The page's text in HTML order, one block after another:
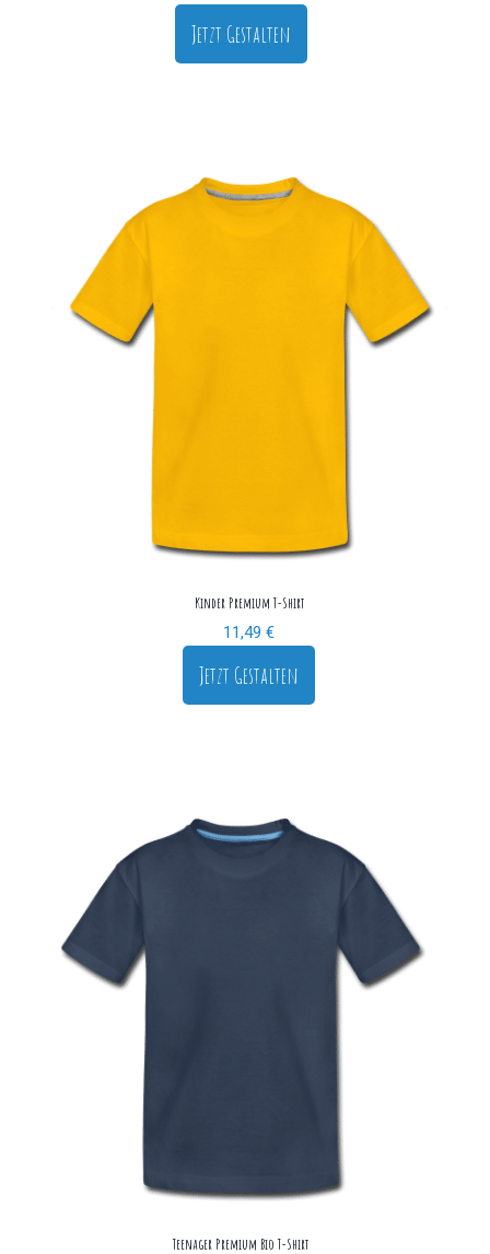
Jetzt Gestalten
Kinder Premium T-Shirt
11,49€
Jetzt Gestalten
Teenager Premium Bio T-Shirt